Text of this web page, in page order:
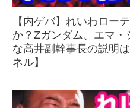
【内ゲバ】れいわロー
か？Zガンダム、エマ
な高井副幹事長の説明
ネル】